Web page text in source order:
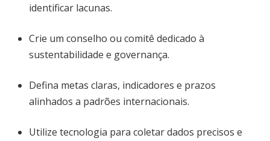
identificar lacunas.
Crie um conselho ou comitê dedicado à
sustentabilidade e governança.
Defina metas claras, indicadores e prazos
alinhados a padrões internacionais.
Utilize tecnologia para coletar dados precisos e